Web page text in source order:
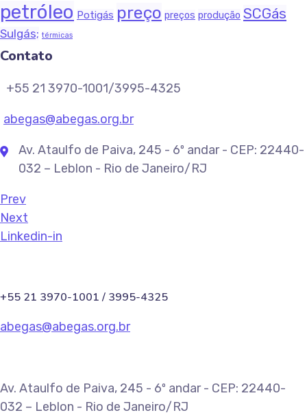
petróleo Potigás preço preços produção SCGás
Sulgás; térmicas
Contato
+55 21 3970-1001/3995-4325
abegas@abegas.org.br
Av. Ataulfo de Paiva, 245 - 6º andar - CEP: 22440-
032 – Leblon - Rio de Janeiro/RJ
Prev
Next
Linkedin-in
+55 21 3970-1001 / 3995-4325
abegas@abegas.org.br
Av. Ataulfo de Paiva, 245 - 6º andar - CEP: 22440-
032 – Leblon - Rio de Janeiro/RJ